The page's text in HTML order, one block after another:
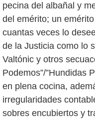
pecina del albañal y
del emérito; un
cuantas veces lo
de la Justicia como lo
Valtónic y otros
Podemos”/”Hundidas
en plena cocina,
irregularidades
sobres encubiertos y